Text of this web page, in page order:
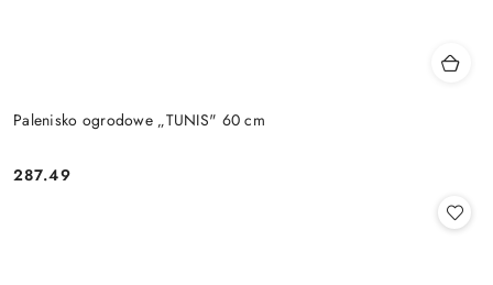
Palenisko ogrodowe „TUNIS" 60 cm
Cena:
287.49